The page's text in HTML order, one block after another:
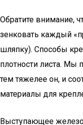
Обратите внимание,
зенковать каждый
шляпку). Способы
плотности листа. Мы
тем тяжелее он, и
материалы для
Выступающее